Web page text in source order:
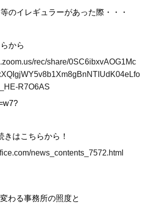
のイレギュラーがあった際・・・
から
rec/share/0SC6ibxvAOG1Mc
R7O6AS
きはこちらから！
news_contents_7572.html
わる事務所の照度と